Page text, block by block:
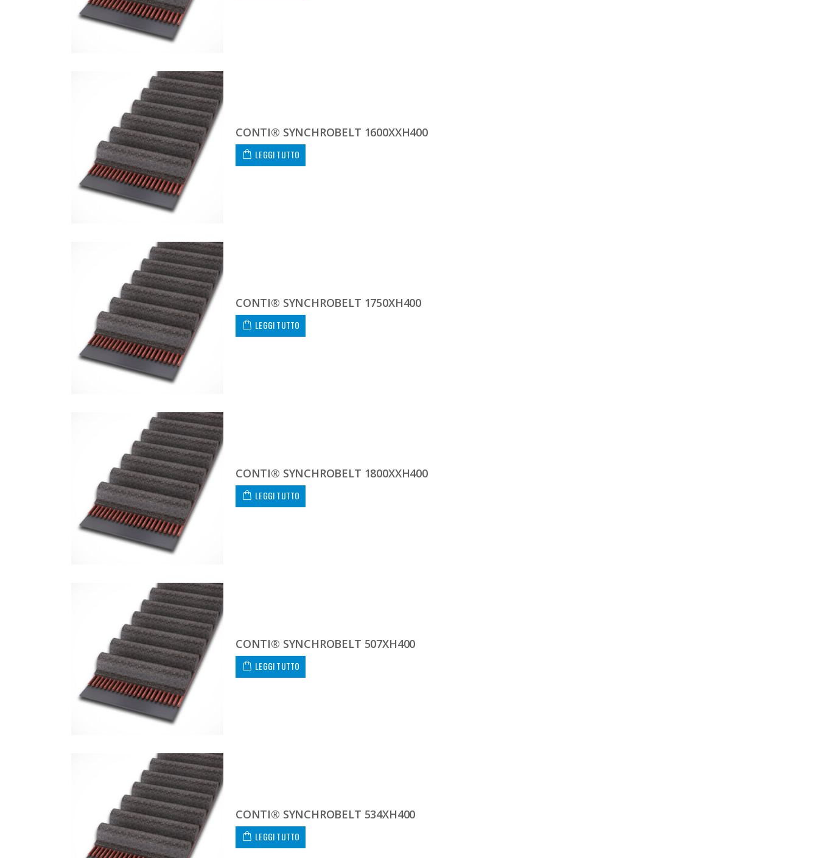
CONTI® SYNCHROBELT 1600XXH400
LEGGI TUTTO
CONTI® SYNCHROBELT 1750XH400
LEGGI TUTTO
CONTI® SYNCHROBELT 1800XXH400
LEGGI TUTTO
CONTI® SYNCHROBELT 507XH400
LEGGI TUTTO
CONTI® SYNCHROBELT 534XH400
LEGGI TUTTO